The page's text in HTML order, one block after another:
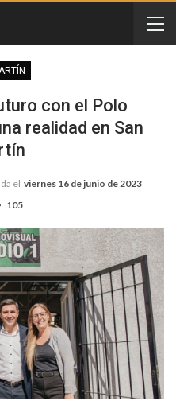
con el Polo
realidad en San
el viernes 16 de junio de 2023
105